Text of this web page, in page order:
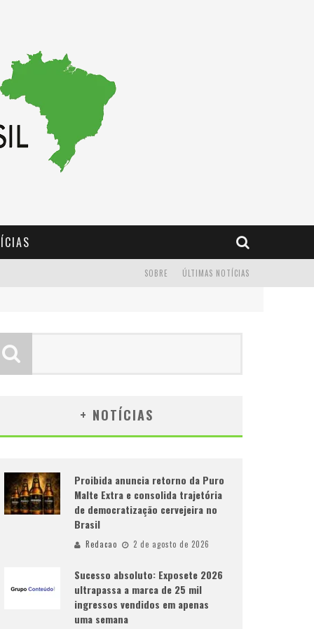
ÚLTIMAS NOTÍCIAS
SOBRE
+ NOTÍCIAS
Proibida anuncia retorno da Puro
Malte Extra e consolida trajetória
de democratização cervejeira no
Brasil
Redacao 2 de agosto de 2026
Sucesso absoluto: Exposete 2026
ultrapassa a marca de 25 mil
ingressos vendidos em apenas
uma semana